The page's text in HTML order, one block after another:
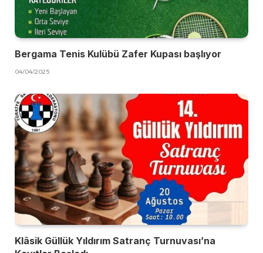
Bergama Tenis Kulübü Zafer Kupası başlıyor
04/04/2025
Klâsik Güllük Yıldırım Satranç Turnuvası’na